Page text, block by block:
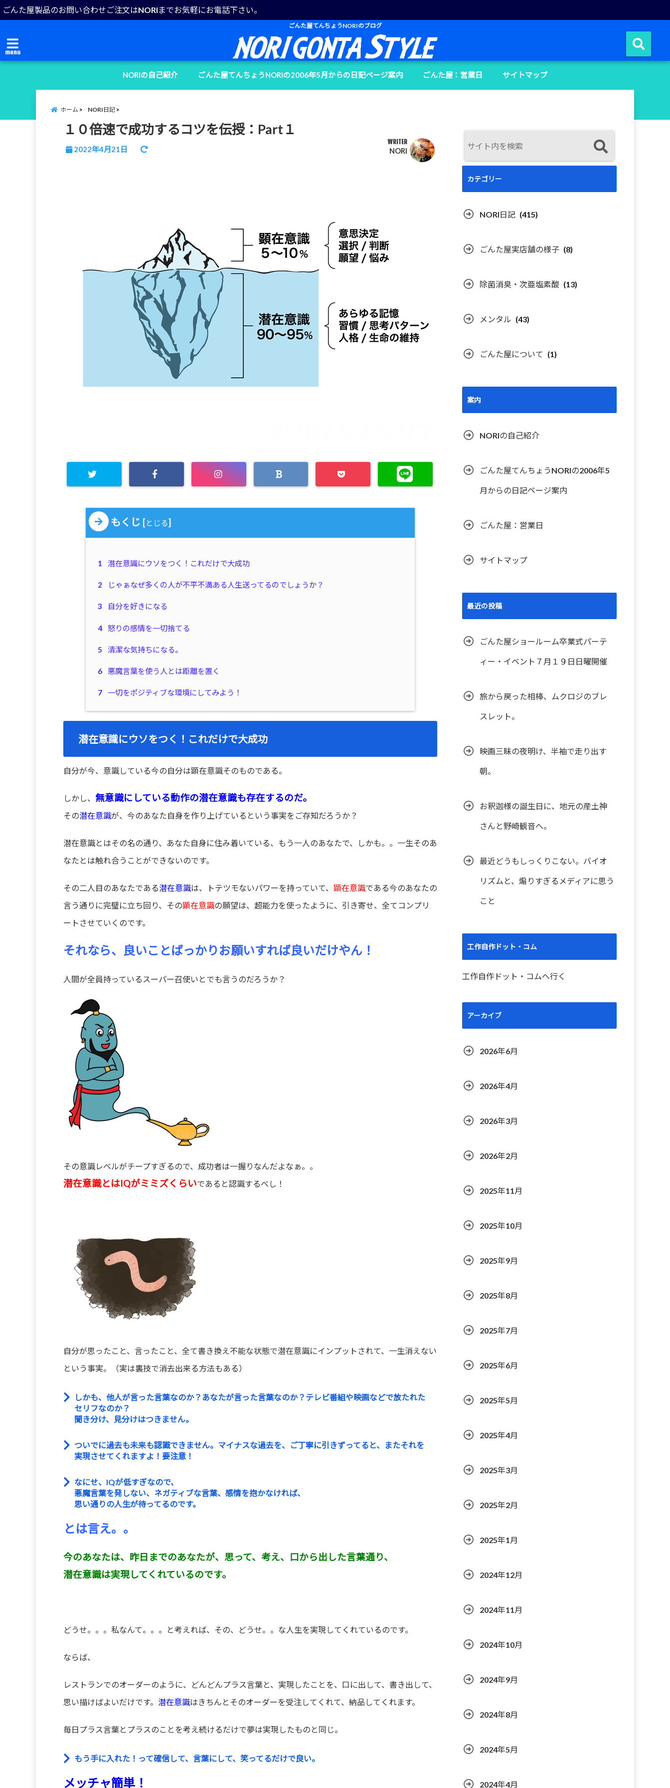
ごんた屋製品のお問い合わせご注文はNORIまでお気軽にお電話下さい。
ごんた屋てんちょうNORIのブログ
menu
NORIの自己紹介 ごんた屋てんちょうNORIの2006年5月からの日記ページ案内 ごんた屋：営業日 サイトマップ
ホーム NORI日記
１０倍速で成功するコツを伝授：Part１
2022年4月21日
WRITER
NORI
もくじ [とじる]
1 潜在意識にウソをつく！これだけで大成功
2 じゃぁなぜ多くの人が不平不満ある人生送ってるのでしょうか？
3 自分を好きになる
4 怒りの感情を一切捨てる
5 清潔な気持ちになる。
6 悪魔言葉を使う人とは距離を置く
7 一切をポジティブな環境にしてみよう！
潜在意識にウソをつく！これだけで大成功
自分が今、意識している今の自分は顕在意識そのものである。
しかし、 無意識にしている動作の潜在意識も存在するのだ。
その潜在意識が、今のあなた自身を作り上げているという事実をご存知だろうか？
潜在意識とはその名の通り、あなた自身に住み着いている、もう一人のあなたで、しかも。。一生そのあ
なたとは触れ合うことができないのです。
その二人目のあなたである潜在意識は、トテツモないパワーを持っていて、 顕在意識である今のあなたの
言う通りに完璧に立ち回り、その顕在意識の願望は、超能力を使ったように、引き寄せ、全てコンプリ
ートさせていくのです。
それなら、良いことばっかりお願いすれば良いだけやん！
人間が全員持っているスーパー召使いとでも言うのだろうか？
その意識レベルがチープすぎるので、成功者は一握りなんだよなぁ。。
潜在意識とはIQがミミズくらいであると認識するべし！
自分が思ったこと、言ったこと、全て書き換え不能な状態で潜在意識にインプットされて、一生消えない
という事実。（実は裏技で消去出来る方法もある）
しかも、他人が言った言葉なのか？あなたが言った言葉なのか？テレビ番組や映画などで放たれた
セリフなのか？
聞き分け、見分けはつきません。
ついでに過去も未来も認識できません。マイナスな過去を、ご丁寧に引きずってると、またそれを
実現させてくれますよ！要注意！
なにせ、IQが低すぎなので、
悪魔言葉を発しない、ネガティブな言葉、感情を抱かなければ、
思い通りの人生が待ってるのです。
とは言え。。
今のあなたは、昨日までのあなたが、思って、考え、口から出した言葉通り、
潜在意識は実現してくれているのです。
どうせ。。。私なんて。。。と考えれば、その、どうせ。。な人生を実現してくれているのです。
ならば、
レストランでのオーダーのように、どんどんプラス言葉と、実現したことを、口に出して、書き出して、
思い描けばよいだけです。 潜在意識はきちんとそのオーダーを受注してくれて、納品してくれます。
毎日プラス言葉とプラスのことを考え続けるだけで夢は実現したものと同じ。
もう手に入れた！って確信して、言葉にして、笑ってるだけで良い。
メッチャ簡単！
カテゴリー
NORI日記 (415)
ごんた屋実店舗の様子 (8)
除菌消臭・次亜塩素酸 (13)
メンタル (43)
ごんた屋について (1)
案内
NORIの自己紹介
ごんた屋てんちょうNORIの2006年5
月からの日記ページ案内
ごんた屋：営業日
サイトマップ
最近の投稿
ごんた屋ショールーム卒業式パーテ
ィー・イベント７月１９日日曜開催
旅から戻った相棒、ムクロジのブレ
スレット。
映画三昧の夜明け、半袖で走り出す
朝。
お釈迦様の誕生日に、地元の産土神
さんと野崎観音へ。
最近どうもしっくりこない。バイオ
リズムと、煽りすぎるメディアに思う
こと
工作自作ドット・コム
工作自作ドット・コムへ行く
アーカイブ
2026年6月
2026年4月
2026年3月
2026年2月
2025年11月
2025年10月
2025年9月
2025年8月
2025年7月
2025年6月
2025年5月
2025年4月
2025年3月
2025年2月
2025年1月
2024年12月
2024年11月
2024年10月
2024年9月
2024年8月
2024年5月
2024年4月